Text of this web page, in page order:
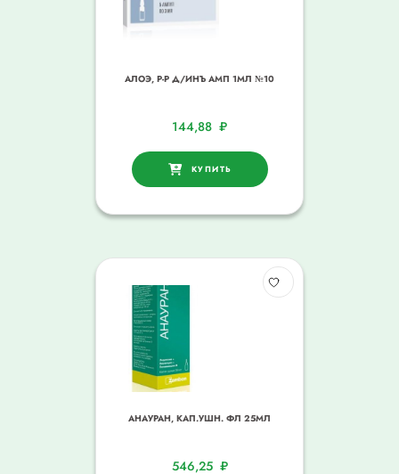
АЛОЭ, Р-Р Д/ИНЪ АМП 1МЛ №10
144,88 ₽
КУПИТЬ
АНАУРАН, КАП.УШН. ФЛ 25МЛ
546,25 ₽